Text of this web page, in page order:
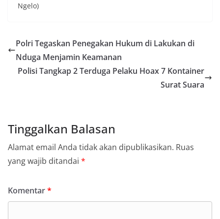
Ngelo)
Polri Tegaskan Penegakan Hukum di Lakukan di
Nduga Menjamin Keamanan
Polisi Tangkap 2 Terduga Pelaku Hoax 7 Kontainer
Surat Suara
Tinggalkan Balasan
Alamat email Anda tidak akan dipublikasikan. Ruas
yang wajib ditandai *
Komentar*